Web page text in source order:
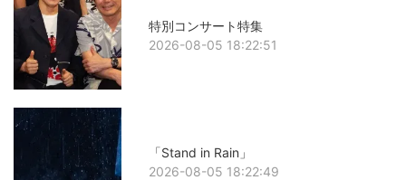
特別コンサート特集
2026-08-05 18:22:51
「Stand in Rain」
2026-08-05 18:22:49